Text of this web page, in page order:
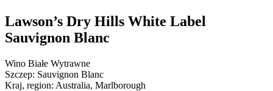
Lawson’s Dry Hills White Label
Sauvignon Blanc
Wino Białe Wytrawne
Szczep: Sauvignon Blanc
Kraj, region: Australia, Marlborough